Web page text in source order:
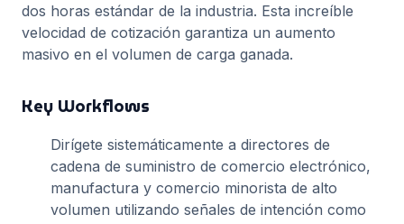
dos horas estándar de la industria. Esta increíble
velocidad de cotización garantiza un aumento
masivo en el volumen de carga ganada.
Key Workflows
Dirígete sistemáticamente a directores de
cadena de suministro de comercio electrónico,
manufactura y comercio minorista de alto
volumen utilizando señales de intención como